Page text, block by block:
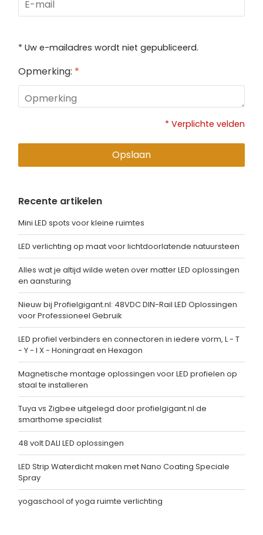
* Uw e-mailadres wordt niet gepubliceerd.
Opmerking: *
* Verplichte velden
Opslaan
Recente artikelen
Mini LED spots voor kleine ruimtes
LED verlichting op maat voor lichtdoorlatende natuursteen
Alles wat je altijd wilde weten over matter LED oplossingen
en aansturing
Nieuw bij Profielgigant.nl: 48VDC DIN-Rail LED Oplossingen
voor Professioneel Gebruik
LED profiel verbinders en connectoren in iedere vorm, L - T
- Y - I X - Honingraat en Hexagon
Magnetische montage oplossingen voor LED profielen op
staal te installeren
Tuya vs Zigbee uitgelegd door profielgigant.nl de
smarthome specialist
48 volt DALI LED oplossingen
LED Strip Waterdicht maken met Nano Coating Speciale
Spray
yogaschool of yoga ruimte verlichting